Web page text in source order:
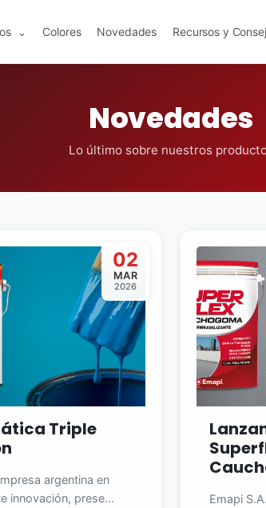
⌄ Colores Novedades Recursos y
Novedades
Lo último sobre nuestros
02
MAR
2026
Triple
argentina en
innovación, prese...
Emapi